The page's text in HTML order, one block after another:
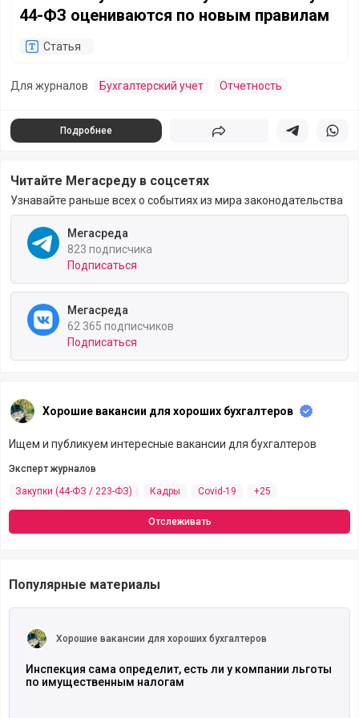
44-ФЗ оцениваются по новым правилам
Статья
Для журналов Бухгалтерский учет Отчетность
Подробнее Поделиться Поделиться в
Читайте Мегасреду в соцсетях
Узнавайте раньше всех о событиях из мира законодательства
Мегасреда
823 подписчика
Подписаться
Мегасреда
62 365 подписчиков
Подписаться
Хорошие вакансии для хороших бухгалтеров
Ищем и публикуем интересные вакансии для бухгалтеров
Эксперт журналов
Закупки (44-ФЗ / 223-ФЗ)
Кадры Covid-19 +25
Отслеживать
Популярные материалы
Хорошие вакансии для хороших бухгалтеров
Инспекция сама определит, есть ли у компании льготы
по имущественным налогам